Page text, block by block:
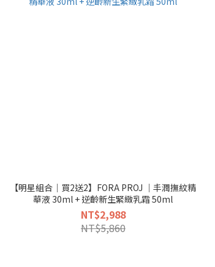
【明星組合｜買2送2】FORA PROJ ｜丰潤撫紋精
華液 30ml + 逆齡新生緊緻乳霜 50ml
NT$2,988
NT$5,860